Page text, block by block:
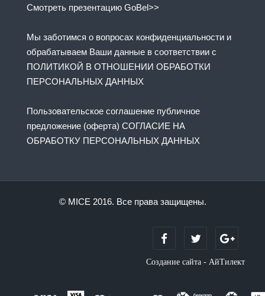
Смотреть презентацию GoBel>>
Мы заботимся о вопросах конфиденциальности и
обрабатываем Ваши данные в соответствии с
ПОЛИТИКОЙ В ОТНОШЕНИИ ОБРАБОТКИ
ПЕРСОНАЛЬНЫХ ДАННЫХ
Пользовательское соглашение публичное
предложение (оферта) СОГЛАСИЕ НА
ОБРАБОТКУ ПЕРСОНАЛЬНЫХ ДАННЫХ
© MICE 2016. Все права защищены.
Создание сайта - АйТилект